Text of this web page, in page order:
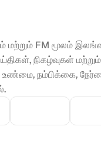
FM மூலம்
நிகழ்வுகள்
உண்மை, நம்பிக்கை,